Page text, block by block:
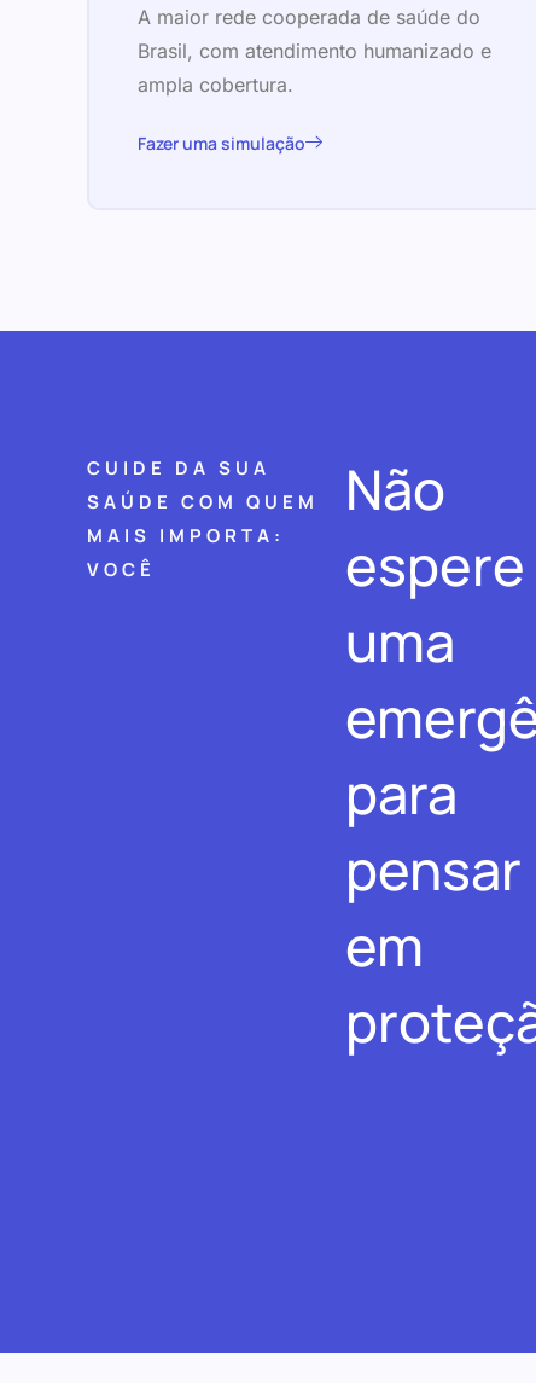
A maior rede cooperada de saúde do
Brasil, com atendimento humanizado e
ampla cobertura.
Fazer uma simulação
CUIDE DA SUA
SAÚDE COM QUEM
MAIS IMPORTA:
VOCÊ
Não
espere
uma
para
pensar
em